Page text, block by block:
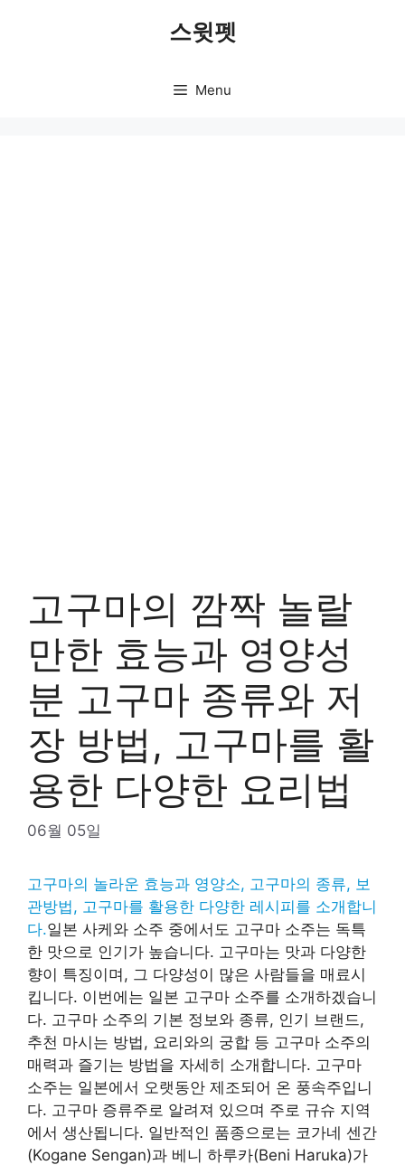
스윗펫
Menu
고구마의 깜짝 놀랄
만한 효능과 영양성
분 고구마 종류와 저
장 방법, 고구마를 활
용한 다양한 요리법
06월 05일
고구마의 놀라운 효능과 영양소, 고구마의 종류, 보
관방법, 고구마를 활용한 다양한 레시피를 소개합니
다.일본 사케와 소주 중에서도 고구마 소주는 독특
한 맛으로 인기가 높습니다. 고구마는 맛과 다양한
향이 특징이며, 그 다양성이 많은 사람들을 매료시
킵니다. 이번에는 일본 고구마 소주를 소개하겠습니
다. 고구마 소주의 기본 정보와 종류, 인기 브랜드,
추천 마시는 방법, 요리와의 궁합 등 고구마 소주의
매력과 즐기는 방법을 자세히 소개합니다. 고구마
소주는 일본에서 오랫동안 제조되어 온 풍속주입니
다. 고구마 증류주로 알려져 있으며 주로 규슈 지역
에서 생산됩니다. 일반적인 품종으로는 코가네 센간
(Kogane Sengan)과 베니 하루카(Beni Haruka)가